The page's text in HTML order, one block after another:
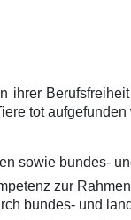
tot aufgefunden
sowie bundes-
zur
bundes- und